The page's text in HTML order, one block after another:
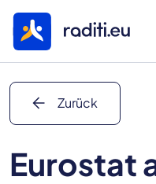
arrow_back Zurück
Eurostat